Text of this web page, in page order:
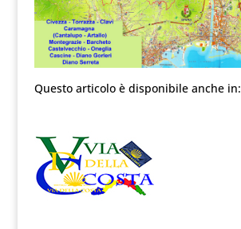
Questo articolo è disponibile anche in: